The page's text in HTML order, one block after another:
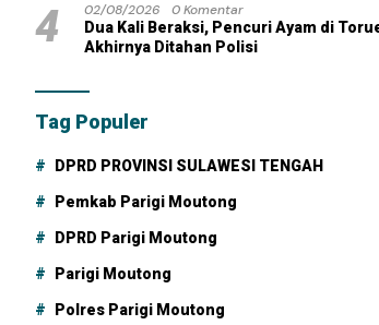
4 02/08/2026
0 Komentar
Dua Kali Beraksi, Pencuri Ayam di
Akhirnya Ditahan Polisi
Tag Populer
DPRD PROVINSI SULAWESI TENGAH
Pemkab Parigi Moutong
DPRD Parigi Moutong
Parigi Moutong
Polres Parigi Moutong